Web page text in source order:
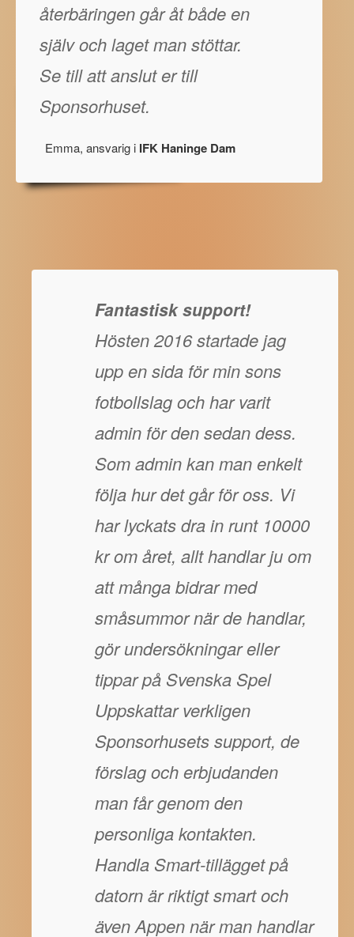
återbäringen går åt både en
själv och laget man stöttar.
Se till att anslut er till
Sponsorhuset.
Emma, ansvarig i IFK Haninge Dam
Fantastisk support!
Hösten 2016 startade jag
upp en sida för min sons
fotbollslag och har varit
admin för den sedan dess.
Som admin kan man enkelt
följa hur det går för oss. Vi
har lyckats dra in runt 10000
kr om året, allt handlar ju om
att många bidrar med
småsummor när de handlar,
gör undersökningar eller
tippar på Svenska Spel
Uppskattar verkligen
Sponsorhusets support, de
förslag och erbjudanden
man får genom den
personliga kontakten.
Handla Smart-tillägget på
datorn är riktigt smart och
även Appen när man handlar